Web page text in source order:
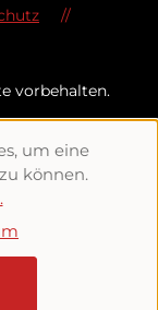
vorbehalten.
um eine
können.